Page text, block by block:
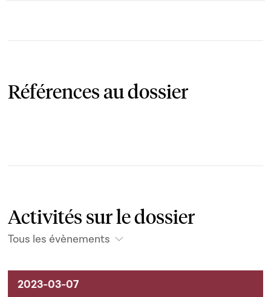
Références au dossier
Activités sur le dossier
Tous les évènements
Activités sur le dossier